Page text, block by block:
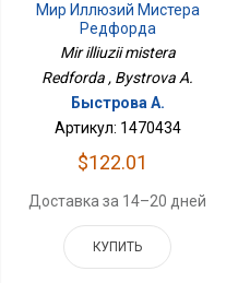
Мир Иллюзий Мистера
Редфорда
Mir illiuzii mistera
Redforda , Bystrova A.
Быстрова А.
Артикул: 1470434
$122.01
Доставка за 14–20 дней
КУПИТЬ